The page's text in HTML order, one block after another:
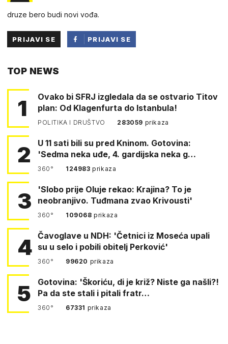
druze bero budi novi vođa.
PRIJAVI SE
PRIJAVI SE
TOP NEWS
1
Ovako bi SFRJ izgledala da se ostvario Titov
plan: Od Klagenfurta do Istanbula!
POLITIKA I DRUŠTVO 283059 prikaza
2
U 11 sati bili su pred Kninom. Gotovina:
'Sedma neka uđe, 4. gardijska neka g…
360° 124983prikaza
3
'Slobo prije Oluje rekao: Krajina? To je
neobranjivo. Tuđmana zvao Krivousti'
360° 109068prikaza
4 Čavoglave u NDH: 'Četnici iz Moseća upali
su u selo i pobili obitelj Perković'
360° 99620 prikaza
5
Gotovina: 'Škoriću, di je križ? Niste ga našli?!
Pa da ste stali i pitali fratr…
360° 67331 prikaza